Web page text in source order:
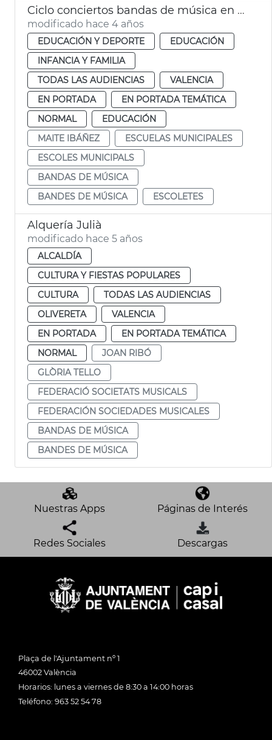
Ciclo conciertos bandas de música en escuelas municipales
modificado hace 4 años
EDUCACIÓN Y DEPORTE
EDUCACIÓN
INFANCIA Y FAMILIA
TODAS LAS AUDIENCIAS
VALENCIA
EN PORTADA
EN PORTADA TEMÁTICA
NORMAL
EDUCACIÓN
MAITE IBÁÑEZ
ESCUELAS MUNICIPALES
ESCOLES MUNICIPALS
BANDAS DE MÚSICA
BANDES DE MÚSICA
ESCOLETES
Alquería Julià
modificado hace 5 años
ALCALDÍA
CULTURA Y FIESTAS POPULARES
CULTURA
TODAS LAS AUDIENCIAS
OLIVERETA
VALENCIA
EN PORTADA
EN PORTADA TEMÁTICA
NORMAL
JOAN RIBÓ
GLÒRIA TELLO
FEDERACIÓ SOCIETATS MUSICALS
FEDERACIÓN SOCIEDADES MUSICALES
BANDAS DE MÚSICA
BANDES DE MÚSICA
Nuestras Apps Páginas de Interés
Redes Sociales Descargas
Plaça de l'Ajuntament nº 1
46002 València
Horarios: lunes a viernes de 8:30 a 14:00 horas
Teléfono: 963 52 54 78